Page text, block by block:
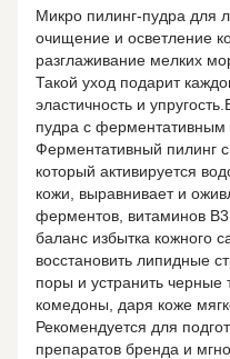
Микро пилинг-пудра для
очищение и осветление
разглаживание мелких
Такой уход подарит
эластичность и
пудра с
Ферментативный пилинг
который активируется
кожи, выравнивает и
ферментов, витаминов
баланс избытка кожного
восстановить липидные
поры и устранить черные
комедоны, даря коже
Рекомендуется для
препаратов бренда и